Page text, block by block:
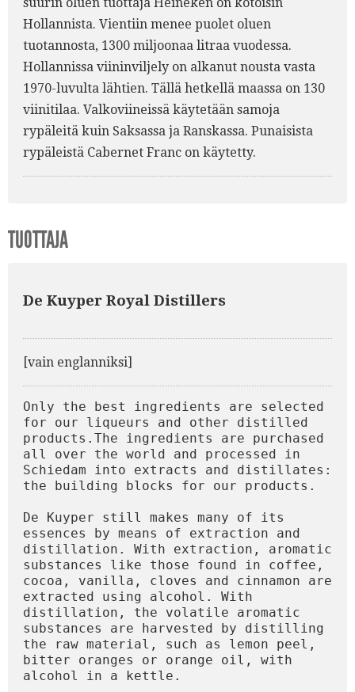
suurin oluen tuottaja Heineken on kotoisin
Hollannista. Vientiin menee puolet oluen
tuotannosta, 1300 miljoonaa litraa vuodessa.
Hollannissa viininviljely on alkanut nousta vasta
1970-luvulta lähtien. Tällä hetkellä maassa on 130
viinitilaa. Valkoviineissä käytetään samoja
rypäleitä kuin Saksassa ja Ranskassa. Punaisista
rypäleistä Cabernet Franc on käytetty.
TUOTTAJA
De Kuyper Royal Distillers
[vain englanniksi]
Only the best ingredients are selected
for our liqueurs and other distilled
products.The ingredients are purchased
all over the world and processed in
Schiedam into extracts and distillates:
the building blocks for our products.
De Kuyper still makes many of its
essences by means of extraction and
distillation. With extraction, aromatic
substances like those found in coffee,
cocoa, vanilla, cloves and cinnamon are
extracted using alcohol. With
distillation, the volatile aromatic
substances are harvested by distilling
the raw material, such as lemon peel,
bitter oranges or orange oil, with
alcohol in a kettle.